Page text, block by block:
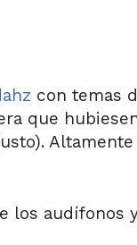
con temas
que
Altamente
los audífonos